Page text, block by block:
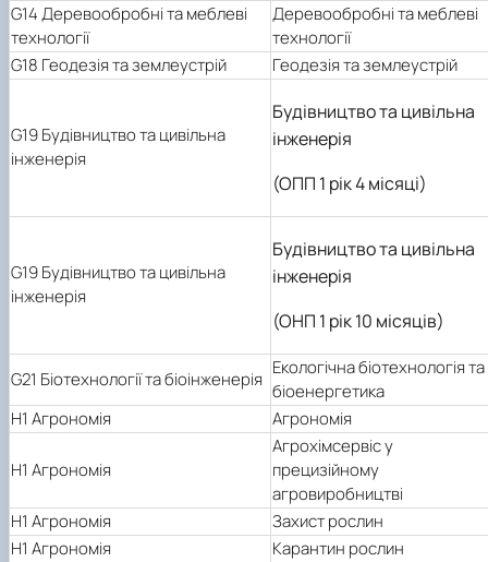
G14 Деревообробні та меблеві
технології
Деревообробні та меблеві
технології
G18 Геодезія та землеустрій
Геодезія та землеустрій
G19 Будівництво та цивільна
інженерія
Будівництво та цивільна
інженерія
(ОПП 1 рік 4 місяці)
G19 Будівництво та цивільна
інженерія
Будівництво та цивільна
інженерія
(ОНП 1 рік 10 місяців)
G21 Біотехнології та біоінженерія
Екологічна біотехнологія та
біоенергетика
H1 Агрономія
Агрономія
H1 Агрономія
Агрохімсервіс у
прецизійному
агровиробництві
H1 Агрономія
Захист рослин
H1 Агрономія
Карантин рослин